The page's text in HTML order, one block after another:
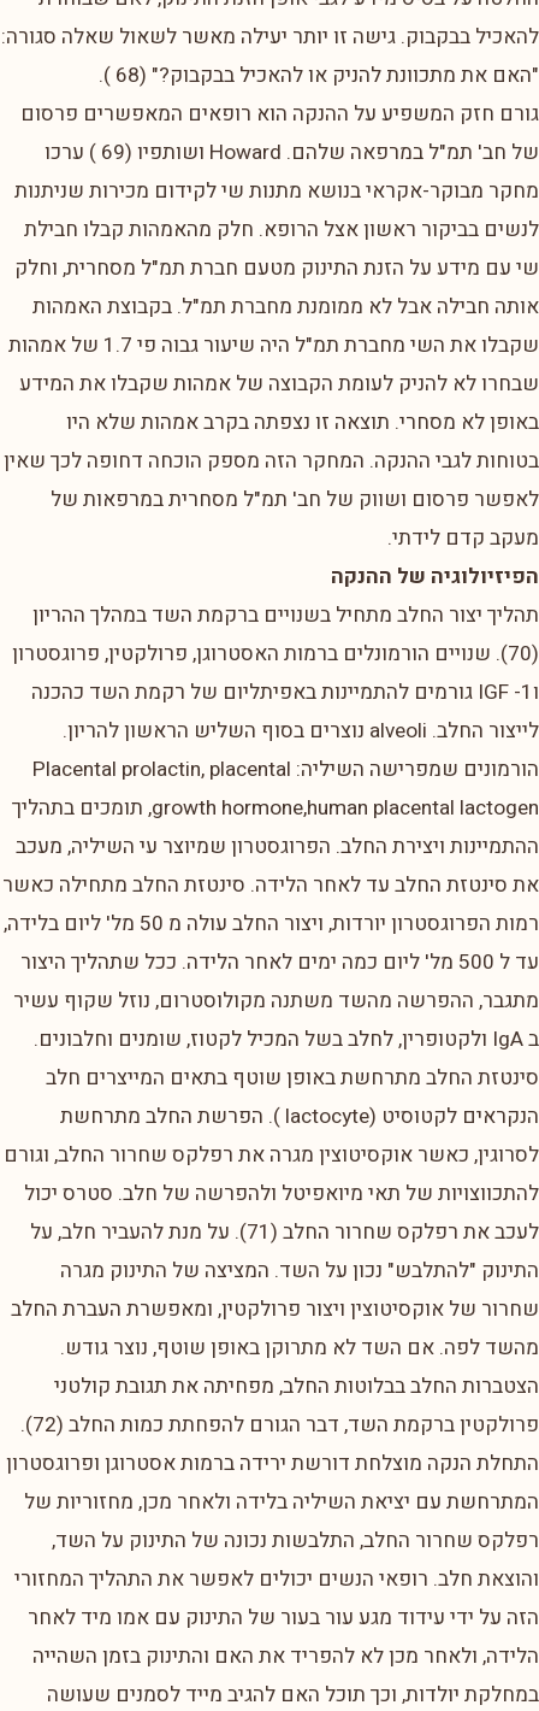
להאכיל בבקבוק. גישה זו יותר יעילה מאשר לשאול שאלה סגורה:
"האם את מתכוונת להניק או להאכיל בבקבוק?" (68 ).
גורם חזק המשפיע על ההנקה הוא רופאים המאפשרים פרסום
של חב' תמ"ל במרפאה שלהם. Howard ושותפיו (69 ) ערכו
מחקר מבוקר-אקראי בנושא מתנות שי לקידום מכירות שניתנות
לנשים בביקור ראשון אצל הרופא. חלק מהאמהות קבלו חבילת
שי עם מידע על הזנת התינוק מטעם חברת תמ"ל מסחרית, וחלק
אותה חבילה אבל לא ממומנת מחברת תמ"ל. בקבוצת האמהות
שקבלו את השי מחברת תמ"ל היה שיעור גבוה פי 1.7 של אמהות
שבחרו לא להניק לעומת הקבוצה של אמהות שקבלו את המידע
באופן לא מסחרי. תוצאה זו נצפתה בקרב אמהות שלא היו
בטוחות לגבי ההנקה. המחקר הזה מספק הוכחה דחופה לכך שאין
לאפשר פרסום ושווק של חב' תמ"ל מסחרית במרפאות של
מעקב קדם לידתי.
הפיזיולוגיה של ההנקה
תהליך יצור החלב מתחיל בשנויים ברקמת השד במהלך ההריון
(70). שנויים הורמונלים ברמות האסטרוגן, פרולקטין, פרוגסטרון
וIGF -1 גורמים להתמיינות באפיתליום של רקמת השד כהכנה
לייצור החלב. alveoli נוצרים בסוף השליש הראשון להריון.
הורמונים שמפרישה השיליה: Placental prolactin, placental
growth hormone,human placental lactogen, תומכים בתהליך
ההתמיינות ויצירת החלב. הפרוגסטרון שמיוצר עי השיליה, מעכב
את סינטזת החלב עד לאחר הלידה. סינטזת החלב מתחילה כאשר
רמות הפרוגסטרון יורדות, ויצור החלב עולה מ 50 מל' ליום בלידה,
עד ל 500 מל' ליום כמה ימים לאחר הלידה. ככל שתהליך היצור
מתגבר, ההפרשה מהשד משתנה מקולוסטרום, נוזל שקוף עשיר
ב IgA ולקטופרין, לחלב בשל המכיל לקטוז, שומנים וחלבונים.
סינטזת החלב מתרחשת באופן שוטף בתאים המייצרים חלב
הנקראים לקטוסיט (lactocyte ). הפרשת החלב מתרחשת
לסרוגין, כאשר אוקסיטוצין מגרה את רפלקס שחרור החלב, וגורם
להתכווצויות של תאי מיואפיטל ולהפרשה של חלב. סטרס יכול
לעכב את רפלקס שחרור החלב (71). על מנת להעביר חלב, על
התינוק "להתלבש" נכון על השד. המציצה של התינוק מגרה
שחרור של אוקסיטוצין ויצור פרולקטין, ומאפשרת העברת החלב
מהשד לפה. אם השד לא מתרוקן באופן שוטף, נוצר גודש.
הצטברות החלב בבלוטות החלב, מפחיתה את תגובת קולטני
פרולקטין ברקמת השד, דבר הגורם להפחתת כמות החלב (72).
התחלת הנקה מוצלחת דורשת ירידה ברמות אסטרוגן ופרוגסטרון
המתרחשת עם יציאת השיליה בלידה ולאחר מכן, מחזוריות של
רפלקס שחרור החלב, התלבשות נכונה של התינוק על השד,
והוצאת חלב. רופאי הנשים יכולים לאפשר את התהליך המחזורי
הזה על ידי עידוד מגע עור בעור של התינוק עם אמו מיד לאחר
הלידה, ולאחר מכן לא להפריד את האם והתינוק בזמן השהייה
במחלקת יולדות, וכך תוכל האם להגיב מייד לסמנים שעושה